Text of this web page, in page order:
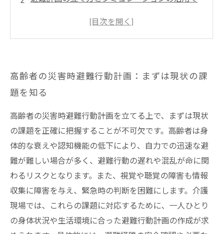
ントとは？
緊急時の混乱を最小限に抑え、安全な避難を実
現する方法
高齢者の災害時避難を成功させるための具体的
な対策まとめ
今こそ見直そう！安心できる暮らしのための防
災計画
高齢者の災害時避難行動計画：まずは現状の課
題を知る
高齢者の災害時避難行動計画を立てる上で、まずは現状
の課題を正確に把握することが不可欠です。高齢者は身
体的な衰えや認知機能の低下により、自力での迅速な避
難が難しい場合が多く、避難行動の遅れや混乱が命に関
わるリスクとなります。また、視覚や聴覚の障害も情報
収集に障害を与え、緊急時の判断を困難にします。介護
現場では、これらの課題に対応するために、一人ひとり
の身体状況や生活環境に合った避難行動計画の作成が求